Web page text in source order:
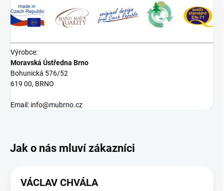
Výrobce:
Moravská Ústředna Brno
Bohunická 576/52
619 00, BRNO
Email: info@mubrno.cz
VÁCLAV CHVÁLA